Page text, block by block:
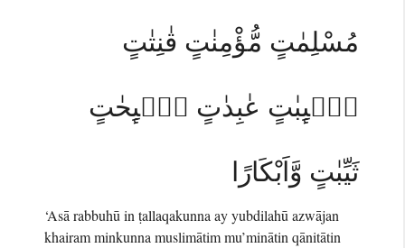
مُسْلِمٰتٍ مُّؤْمِنٰتٍ قٰنِتٰتٍ
تٰۤىِٕبٰتٍ عٰبِدٰتٍ سٰۤىِٕحٰتٍ
ثَيِّبٰتٍ وَّاَبْكَارًا
‘Asā rabbuhū in ṭallaqakunna ay yubdilahū azwājan
khairam minkunna muslimātim mu’minātin qānitātin